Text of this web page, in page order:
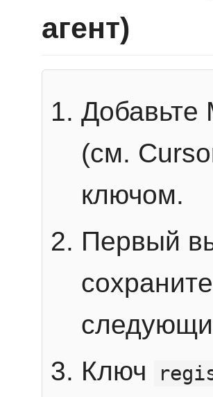
агент)
Добавьте
(см.
ключом.
Первый
сохраните
Ключ